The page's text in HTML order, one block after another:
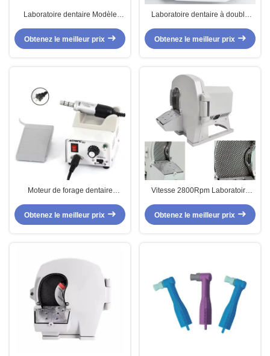
Laboratoire dentaire Modèle
Modèle dentaire Trimmer pour le
plâtre
Obtenez le meilleur prix
Laboratoire dentaire à double
de porcelaine Polissage de buse
dentaire sablage
Obtenez le meilleur prix
Moteur de forage dentaire
65W
Obtenez le meilleur prix
Vitesse 2800Rpm Laboratoire
meulage de laboratoire dentaire
modèle de découpage
Obtenez le meilleur prix